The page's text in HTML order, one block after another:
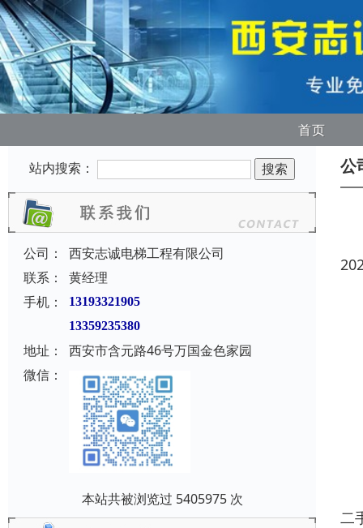
首页
站内搜索：
公司：
西安志诚电梯工程有限公司
联系：
黄经理
手机：
13193321905
13359235380
地址：
西安市含元路46号万国金色家园
微信：
本站共被浏览过 5405975 次
公
二